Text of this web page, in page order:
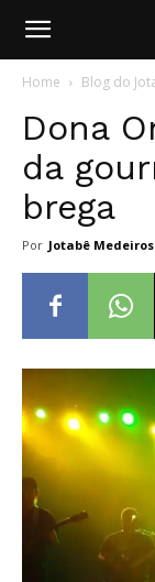
Farofafá
Home Blog do
Dona
da
brega
Por Jotabê Medeiros